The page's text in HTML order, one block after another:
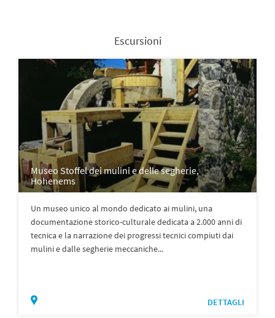
Escursioni
Museo Stoffel dei mulini e delle segherie,
Hohenems
Un museo unico al mondo dedicato ai mulini, una
documentazione storico-culturale dedicata a 2.000 anni di
tecnica e la narrazione dei progressi tecnici compiuti dai
mulini e dalle segherie meccaniche...
DETTAGLI